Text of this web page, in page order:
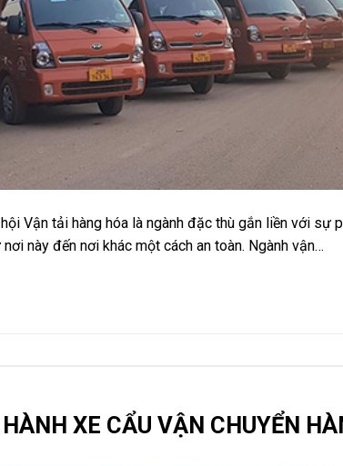
Vận tải hàng hóa là ngành đặc thù gắn liền với sự
này đến nơi khác một cách an toàn. Ngành vận…
XE CẨU VẬN CHUYỂN